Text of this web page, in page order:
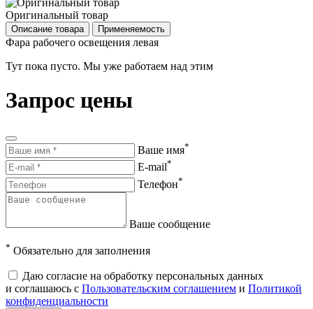
Оригинальный товар
Описание товара Применяемость
Фара рабочего освещения левая
Тут пока пусто. Мы уже работаем над этим
Запрос цены
Ваше имя*
E-mail*
Телефон*
Ваше сообщение
* Обязательно для заполнения
Даю согласие на обработку персональных данных
и соглашаюсь с Пользовательским соглашением и Политикой
конфиденциальности